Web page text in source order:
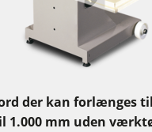
der kan forlænges
1.000 mm uden